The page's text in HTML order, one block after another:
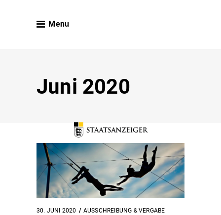
Menu
Juni 2020
30. JUNI 2020 AUSSCHREIBUNG & VERGABE